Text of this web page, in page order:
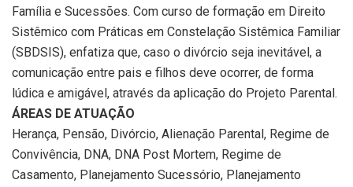
Família e Sucessões. Com curso de formação em Direito
Sistêmico com Práticas em Constelação Sistêmica Familiar
(SBDSIS), enfatiza que, caso o divórcio seja inevitável, a
comunicação entre pais e filhos deve ocorrer, de forma
lúdica e amigável, através da aplicação do Projeto Parental.
ÁREAS DE ATUAÇÃO
Herança, Pensão, Divórcio, Alienação Parental, Regime de
Convivência, DNA, DNA Post Mortem, Regime de
Casamento, Planejamento Sucessório, Planejamento